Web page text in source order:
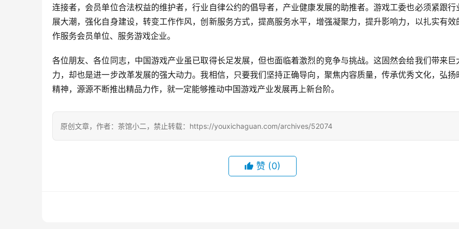
连接者，会员单位合法权益的维护者，行业自律公约的倡导者，产业健康发展的助推者。游戏工委也必须紧跟行
展大潮，强化自身建设，转变工作作风，创新服务方式，提高服务水平，增强凝聚力，提升影响力，以扎实有效
作服务会员单位、服务游戏企业。
各位朋友、各位同志，中国游戏产业虽已取得长足发展，但也面临着激烈的竞争与挑战。这固然会给我们带来巨
力，却也是进一步改革发展的强大动力。我相信，只要我们坚持正确导向，聚焦内容质量，传承优秀文化，弘扬
精神，源源不断推出精品力作，就一定能够推动中国游戏产业发展再上新台阶。
原创文章，作者：茶馆小二，禁止转载：https://youxichaguan.com/archives/52074
赞 (0)